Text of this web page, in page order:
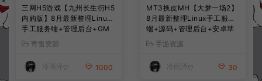
三网H5游戏【九州长生衍H5
内购版】8月最新整理Linux
手工服务端+管理后台+GM
授权后台+简易安卓客户端
+详细搭建教程+视频教程
寄售资源
冷雨泽ღ 1000
MT3换皮MH【大梦一场2】
8月最新整理Linux手工服务
端+源码+管理后台+安卓苹
果双端+详细搭建教程+视频
教程
手游资源
冷雨泽ღ 30